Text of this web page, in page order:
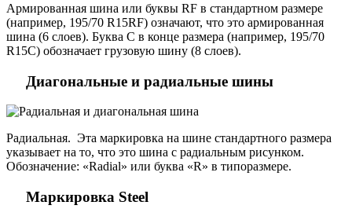
Армированная шина или буквы RF в стандартном размере
(например, 195/70 R15RF) означают, что это армированная
шина (6 слоев). Буква C в конце размера (например, 195/70
R15C) обозначает грузовую шину (8 слоев).
Диагональные и радиальные шины
Радиальная. Эта маркировка на шине стандартного размера
указывает на то, что это шина с радиальным рисунком.
Обозначение: «Radial» или буква «R» в типоразмере.
Маркировка Steel